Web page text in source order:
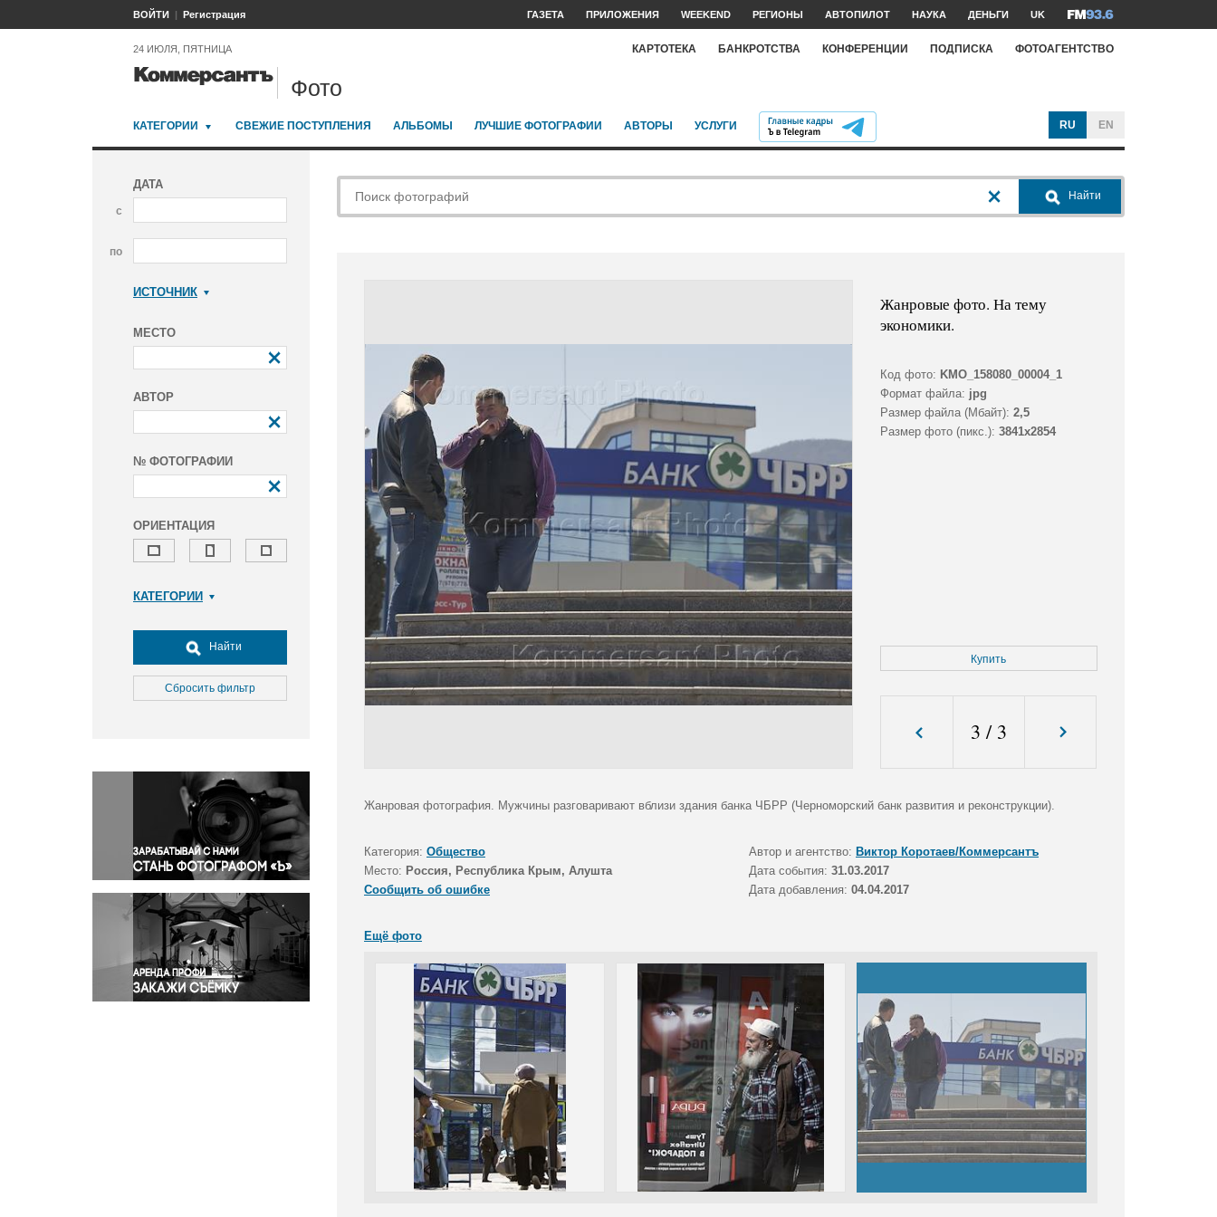
ВОЙТИ Регистрация ГАЗЕТА ПРИЛОЖЕНИЯ WEEKEND РЕГИОНЫ АВТОПИЛОТ НАУКА ДЕНЬГИ UK
24 ИЮЛЯ, ПЯТНИЦА КАРТОТЕКА БАНКРОТСТВА КОНФЕРЕНЦИИ ПОДПИСКА ФОТОАГЕНТСТВО
Фото
КАТЕГОРИИ СВЕЖИЕ ПОСТУПЛЕНИЯ АЛЬБОМЫ ЛУЧШИЕ ФОТОГРАФИИ АВТОРЫ УСЛУГИ RU EN
ДАТА
с
по
ИСТОЧНИК
МЕСТО
АВТОР
№ ФОТОГРАФИИ
ОРИЕНТАЦИЯ
КАТЕГОРИИ
Досуг, туризм и отдых
Культура
Медицина
Окружающая среда
Политика
Правосудие
Происшествия и конфликты
Религия
Светская жизнь
Спорт
Экология
Экономика и бизнес
Найти
Сбросить фильтр
Найти
Жанровые фото. На тему
экономики.
Код фото: KMO_158080_00004_1
Формат файла: jpg
Размер файла (Мбайт): 2,5
Размер фото (пикс.): 3841x2854
Купить
3 / 3
Жанровая фотография. Мужчины разговаривают вблизи здания банка ЧБРР (Черноморский банк развития и реконструкции).
Категория: Общество Автор и агентство: Виктор Коротаев/Коммерсантъ
Место: Россия, Республика Крым, Алушта Дата события: 31.03.2017
Сообщить об ошибке
Дата добавления: 04.04.2017
Ещё фото